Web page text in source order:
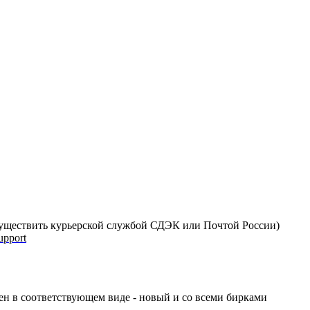
курьерской службой СДЭК или Почтой России)
в соответствующем виде - новый и со всеми бирками